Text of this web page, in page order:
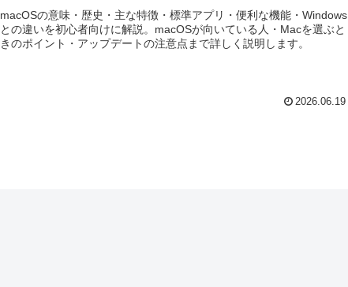
macOSの意味・歴史・主な特徴・標準アプリ・便利な機能・Windows
との違いを初心者向けに解説。macOSが向いている人・Macを選ぶと
きのポイント・アップデートの注意点まで詳しく説明します。
2026.06.19